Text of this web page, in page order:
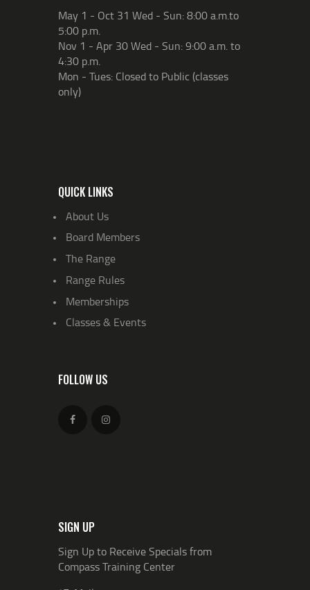
May 1 - Oct 31 Wed - Sun: 8:00 a.m.to
5:00 p.m.
Nov 1 - Apr 30 Wed - Sun: 9:00 a.m. to
4:30 p.m.
Mon - Tues: Closed to Public (classes
only)
QUICK LINKS
About Us
Board Members
The Range
Range Rules
Memberships
Classes & Events
FOLLOW US
SIGN UP
Sign Up to Receive Specials from
Compass Training Center